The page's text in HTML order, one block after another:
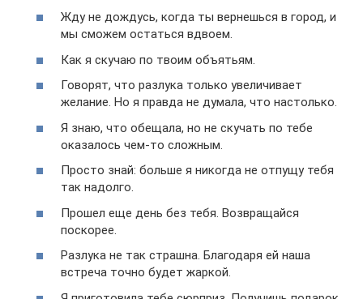
Жду не дождусь, когда ты вернешься в город, и
мы сможем остаться вдвоем.
Как я скучаю по твоим объятьям.
Говорят, что разлука только увеличивает
желание. Но я правда не думала, что настолько.
Я знаю, что обещала, но не скучать по тебе
оказалось чем-то сложным.
Просто знай: больше я никогда не отпущу тебя
так надолго.
Прошел еще день без тебя. Возвращайся
поскорее.
Разлука не так страшна. Благодаря ей наша
встреча точно будет жаркой.